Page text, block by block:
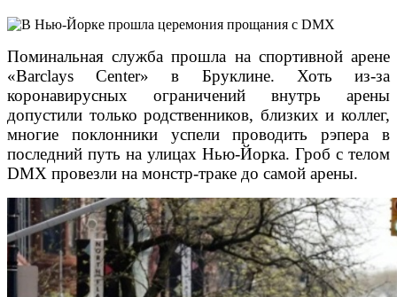
Поминальная служба прошла на спортивной арене
«Barclays Center» в Бруклине. Хоть из-за
коронавирусных ограничений внутрь арены
допустили только родственников, близких и коллег,
многие поклонники успели проводить рэпера в
последний путь на улицах Нью-Йорка. Гроб с телом
DMX провезли на монстр-траке до самой арены.